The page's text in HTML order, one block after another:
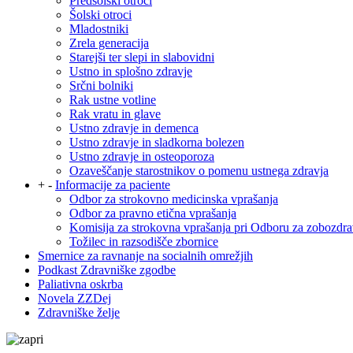
Šolski otroci
Mladostniki
Zrela generacija
Starejši ter slepi in slabovidni
Ustno in splošno zdravje
Srčni bolniki
Rak ustne votline
Rak vratu in glave
Ustno zdravje in demenca
Ustno zdravje in sladkorna bolezen
Ustno zdravje in osteoporoza
Ozaveščanje starostnikov o pomenu ustnega zdravja
+ - Informacije za paciente
Odbor za strokovno medicinska vprašanja
Odbor za pravno etična vprašanja
Komisija za strokovna vprašanja pri Odboru za
Tožilec in razsodišče zbornice
Smernice za ravnanje na socialnih omrežjih
Podkast Zdravniške zgodbe
Paliativna oskrba
Novela ZZDej
Zdravniške želje